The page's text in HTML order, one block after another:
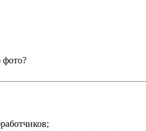
фото?